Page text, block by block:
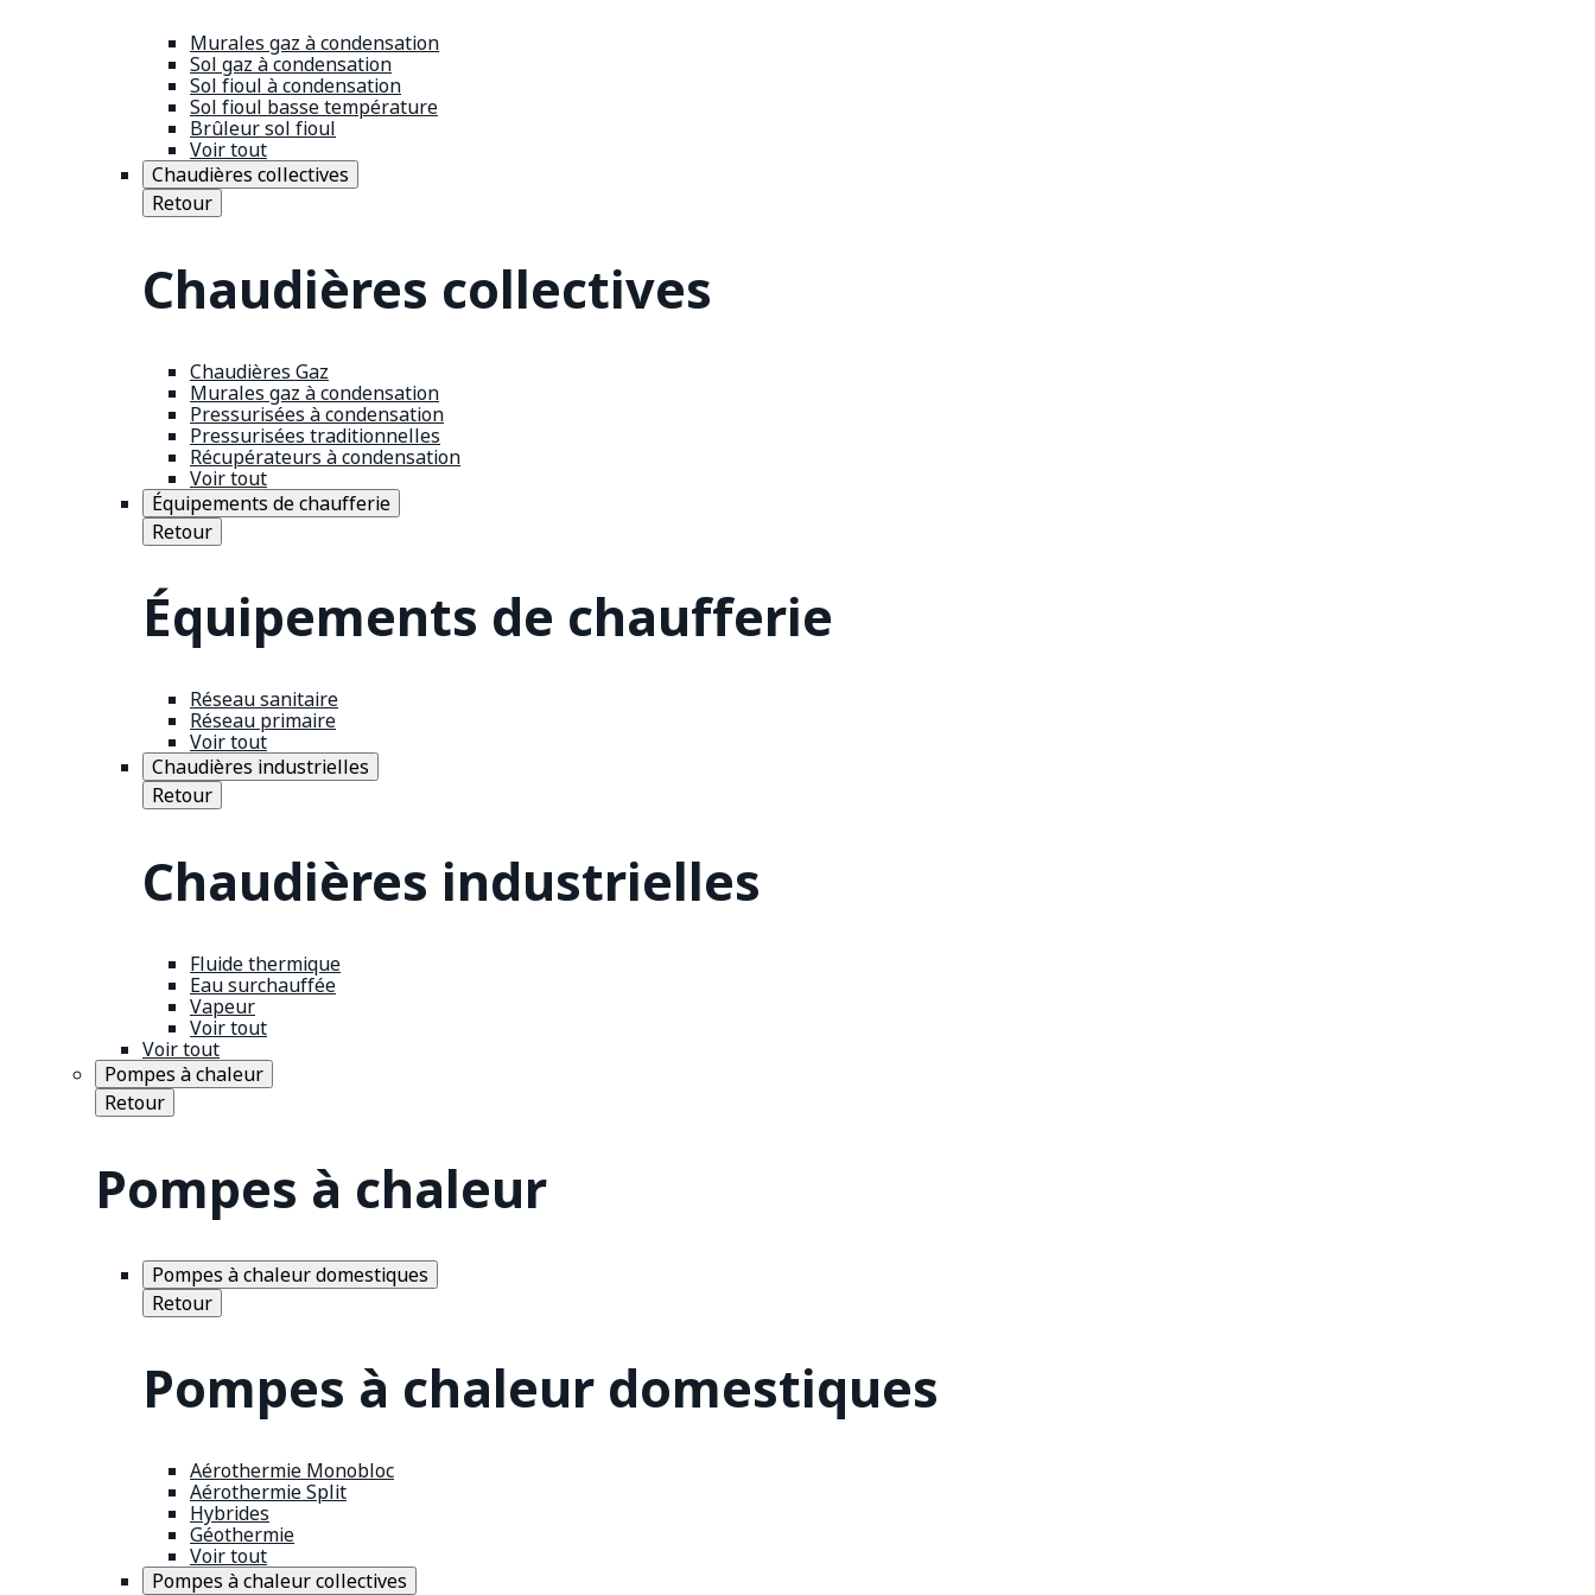
Murales gaz à condensation
Sol gaz à condensation
Sol fioul à condensation
Sol fioul basse température
Brûleur sol fioul
Voir tout
Chaudières collectives
Retour
Chaudières collectives
Chaudières Gaz
Murales gaz à condensation
Pressurisées à condensation
Pressurisées traditionnelles
Récupérateurs à condensation
Voir tout
Équipements de chaufferie
Retour
Équipements de chaufferie
Réseau sanitaire
Réseau primaire
Voir tout
Chaudières industrielles
Retour
Chaudières industrielles
Fluide thermique
Eau surchauffée
Vapeur
Voir tout
Voir tout
Pompes à chaleur
Retour
Pompes à chaleur
Pompes à chaleur domestiques
Retour
Pompes à chaleur domestiques
Aérothermie Monobloc
Aérothermie Split
Hybrides
Géothermie
Voir tout
Pompes à chaleur collectives